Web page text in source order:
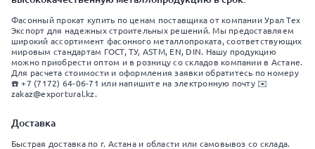
Фасонный прокат купить по ценам поставщика от компании Урал Тех
Экспорт для надежных строительных решений. Мы предоставляем
широкий ассортимент фасонного металлопроката, соответствующих
мировым стандартам ГОСТ, ТУ, ASTM, EN, DIN. Нашу продукцию
можно приобрести оптом и в розницу со складов компании в Астане.
Для расчета стоимости и оформления заявки обратитесь по номеру
☎️ +7 (7172) 64-06-71 или напишите на электронную почту ✉️
zakaz@exportural.kz.
Доставка
Быстрая доставка по г. Астана и области или самовывоз со склада.